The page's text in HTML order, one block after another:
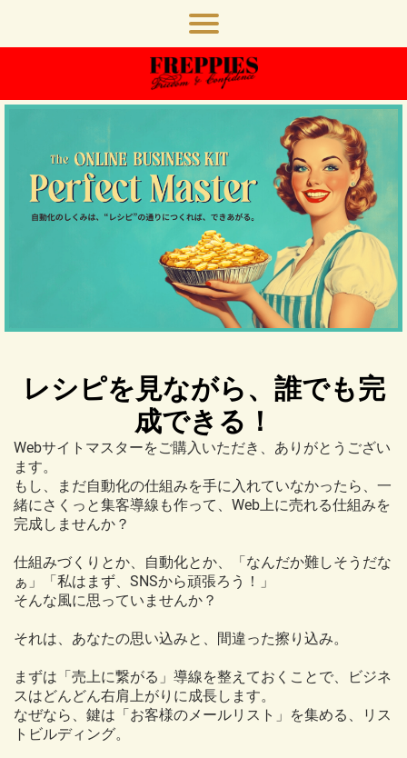
レシピを見ながら、誰でも完
成できる！
Webサイトマスターをご購入いただき、ありがとうござい
ます。
もし、まだ自動化の仕組みを手に入れていなかったら、一
緒にさくっと集客導線も作って、Web上に売れる仕組みを
完成しませんか？
仕組みづくりとか、自動化とか、「なんだか難しそうだな
ぁ」「私はまず、SNSから頑張ろう！」
そんな風に思っていませんか？
それは、あなたの思い込みと、間違った擦り込み。
まずは「売上に繋がる」導線を整えておくことで、ビジネ
スはどんどん右肩上がりに成長します。
なぜなら、鍵は「お客様のメールリスト」を集める、リス
トビルディング。